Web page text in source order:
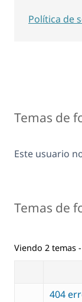
Temas de
Este usuario
Temas de
Viendo 2 temas
404
Política de